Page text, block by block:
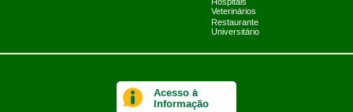
Hospitais
Veterinários
Restaurante
Universitário
Acesso à
Informação